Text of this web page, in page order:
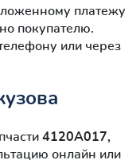
платежу
покупателю.
или через
4120A017,
онлайн или